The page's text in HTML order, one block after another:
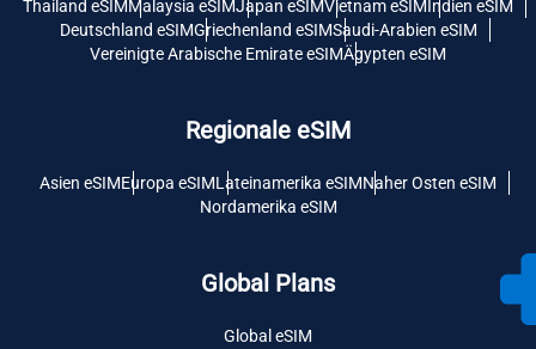
Thailand eSIMMalaysia eSIMJapan eSIMVietnam eSIMIndien eSIM
Deutschland eSIMGriechenland eSIMSaudi-Arabien eSIM
Vereinigte Arabische Emirate eSIMÄgypten eSIM
Regionale eSIM
Asien eSIMEuropa eSIMLateinamerika eSIMNaher Osten eSIM
Nordamerika eSIM
Global Plans
Global eSIM